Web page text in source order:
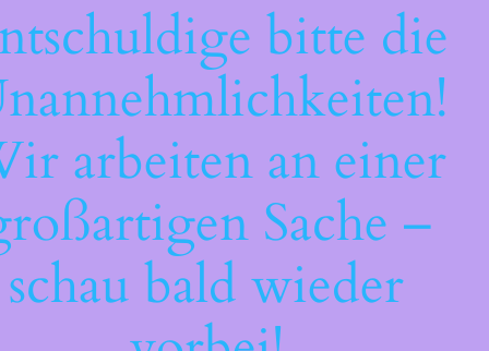
bitte die
arbeiten an einer
Sache –
schau bald wieder